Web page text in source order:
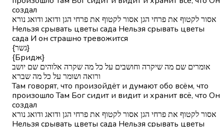
создал
אסור לקטוף את פרחי הגן אסור לקטוף את פרחי הגן ודואג ודואג נורא
Нельзя срывать цветы сада Нельзя срывать цветы
сада И он страшно тревожится
{גשר}
{Бридж}
אומרים שם מה שיקרה וחושבים על כל מה שקרה אלוהים שם יושב
ורואה ושומר על כל מה שברא
Там говорят, что произойдёт и думают обо всём, что
произошло Там Бог сидит и видит и хранит всё, что Он
создал
אסור לקטוף את פרחי הגן אסור לקטוף את פרחי הגן ודואג ודואג נורא
Нельзя срывать цветы сада Нельзя срывать цветы